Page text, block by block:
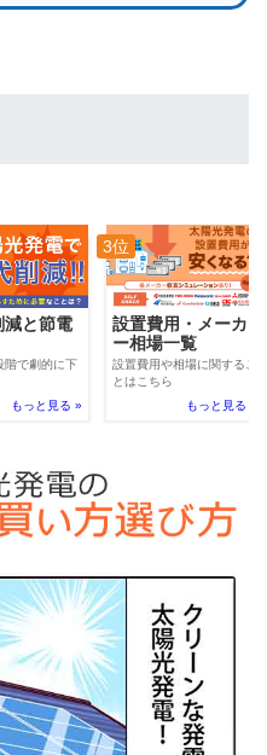
減と節電
階で劇的に下
もっと見る »
3位
設置費用・メーカ
ー相場一覧
設置費用や相場に関するこ
とはこちら
もっと見る »